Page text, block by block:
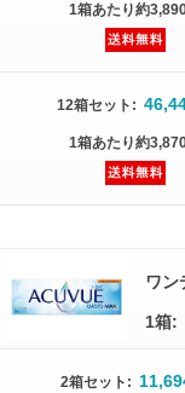
1箱あたり約
12箱セット :
1箱あたり約
ワン
1箱:
2箱セット :